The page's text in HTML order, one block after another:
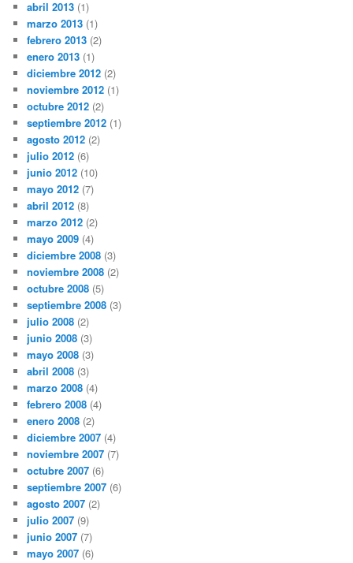
abril 2013 (1)
marzo 2013 (1)
febrero 2013 (2)
enero 2013 (1)
diciembre 2012 (2)
noviembre 2012 (1)
octubre 2012 (2)
septiembre 2012 (1)
agosto 2012 (2)
julio 2012 (6)
junio 2012 (10)
mayo 2012 (7)
abril 2012 (8)
marzo 2012 (2)
mayo 2009 (4)
diciembre 2008 (3)
noviembre 2008 (2)
octubre 2008 (5)
septiembre 2008 (3)
julio 2008 (2)
junio 2008 (3)
mayo 2008 (3)
abril 2008 (3)
marzo 2008 (4)
febrero 2008 (4)
enero 2008 (2)
diciembre 2007 (4)
noviembre 2007 (7)
octubre 2007 (6)
septiembre 2007 (6)
agosto 2007 (2)
julio 2007 (9)
junio 2007 (7)
mayo 2007 (6)